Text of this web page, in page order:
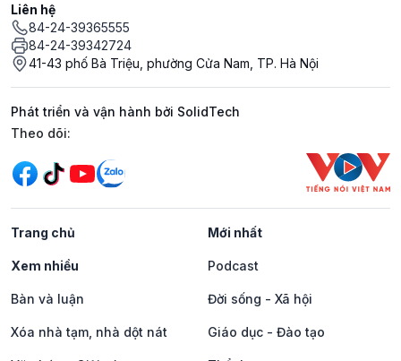
Liên hệ
84-24-39365555
84-24-39342724
41-43 phố Bà Triệu, phường Cửa Nam, TP. Hà Nội
Phát triển và vận hành bởi SolidTech
Mạng xã hội
Theo dõi:
Trang chủ Mới nhất
Xem nhiều Podcast
Bàn và luận Đời sống - Xã hội
Xóa nhà tạm, nhà dột nát Giáo dục - Đào tạo